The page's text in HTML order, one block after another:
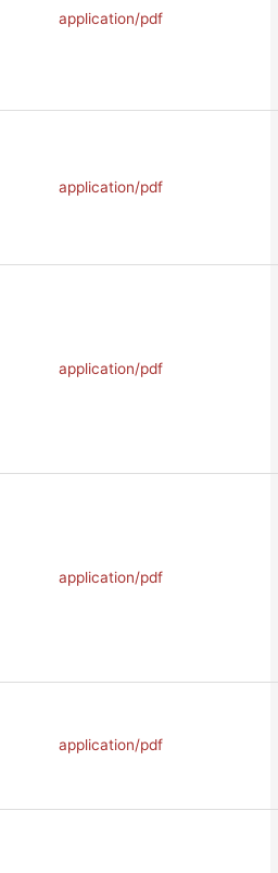
application/pdf
application/pdf
application/pdf
application/pdf
application/pdf